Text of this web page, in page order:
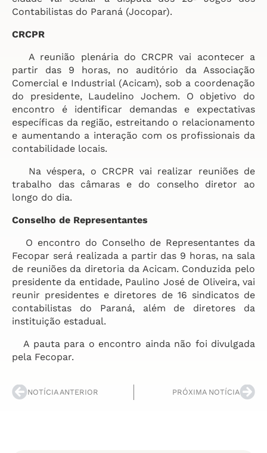
Contabilistas do Paraná (Jocopar).
CRCPR
A reunião plenária do CRCPR vai acontecer a
partir das 9 horas, no auditório da Associação
Comercial e Industrial (Acicam), sob a coordenação
do presidente, Laudelino Jochem. O objetivo do
encontro é identificar demandas e expectativas
específicas da região, estreitando o relacionamento
e aumentando a interação com os profissionais da
contabilidade locais.
Na véspera, o CRCPR vai realizar reuniões de
trabalho das câmaras e do conselho diretor ao
longo do dia.
Conselho de Representantes
O encontro do Conselho de Representantes da
Fecopar será realizada a partir das 9 horas, na sala
de reuniões da diretoria da Acicam. Conduzida pelo
presidente da entidade, Paulino José de Oliveira, vai
reunir presidentes e diretores de 16 sindicatos de
contabilistas do Paraná, além de diretores da
instituição estadual.
A pauta para o encontro ainda não foi divulgada
pela Fecopar.
NOTÍCIA ANTERIOR PRÓXIMA NOTÍCIA